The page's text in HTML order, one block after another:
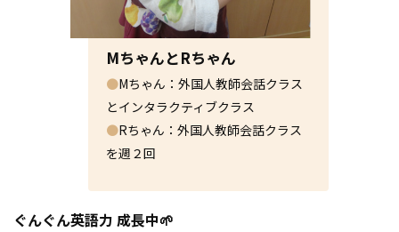
MちゃんとRちゃん
●Mちゃん：外国人教師会話クラス
とインタラクティブクラス
●Rちゃん：外国人教師会話クラス
を週２回
ぐんぐん英語力 成長中🌱